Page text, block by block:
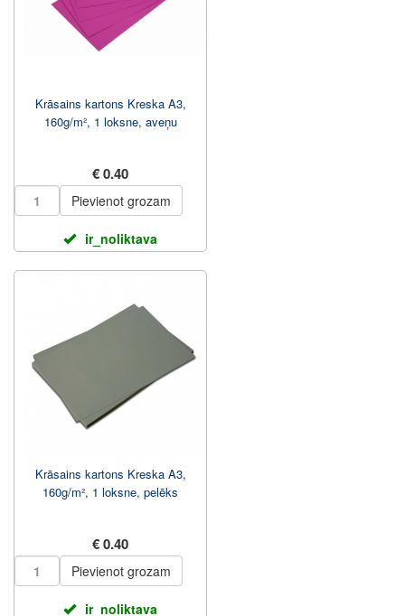
Krāsains kartons Kreska A3,
160g/m², 1 loksne, aveņu
€ 0.40
Pievienot grozam
ir_noliktava
Krāsains kartons Kreska A3,
160g/m², 1 loksne, pelēks
€ 0.40
Pievienot grozam
ir_noliktava